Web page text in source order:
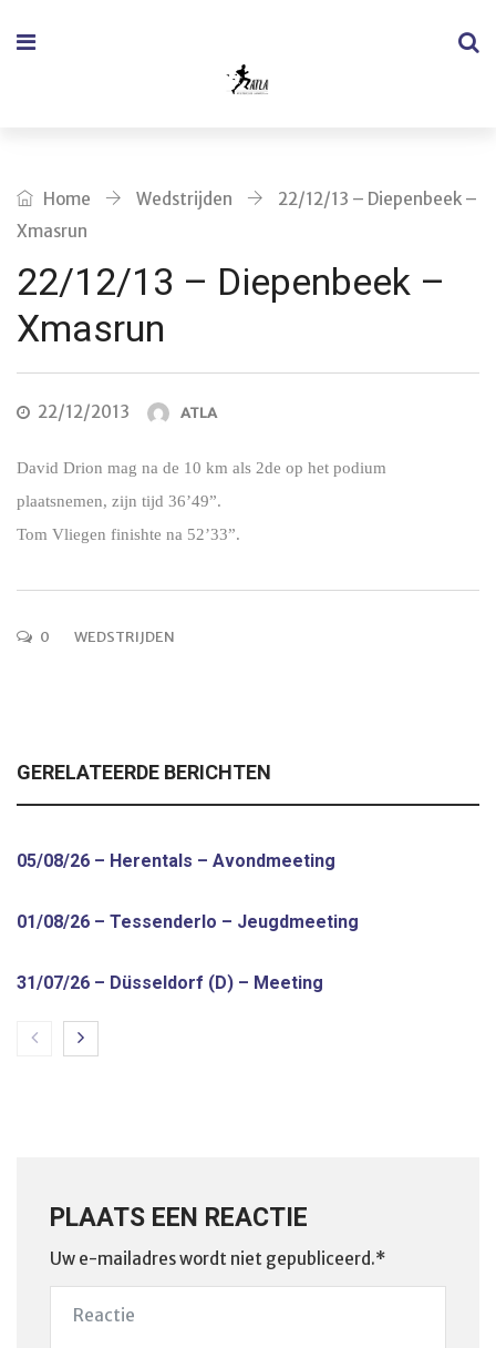
Home Wedstrijden
22/12/13 – Diepenbeek –
Xmasrun
22/12/13 – Diepenbeek –
Xmasrun
22/12/2013 ATLA
David Drion mag na de 10 km als 2de op het podium
plaatsnemen, zijn tijd 36’49”.
Tom Vliegen finishte na 52’33”.
0 WEDSTRIJDEN
GERELATEERDE BERICHTEN
05/08/26 – Herentals – Avondmeeting
01/08/26 – Tessenderlo – Jeugdmeeting
31/07/26 – Düsseldorf (D) – Meeting
PLAATS EEN REACTIE
Uw e-mailadres wordt niet gepubliceerd.*